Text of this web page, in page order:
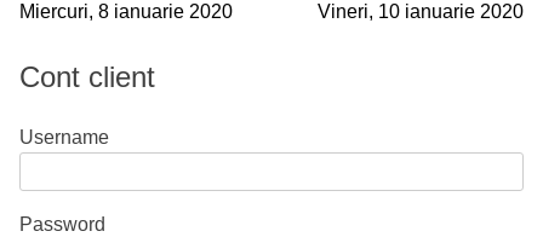
Navigare
în
Miercuri, 8 ianuarie 2020 Vineri, 10 ianuarie 2020
Cont client
Username
Password